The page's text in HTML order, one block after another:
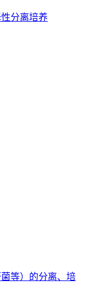
分离培养
等）的分离、培